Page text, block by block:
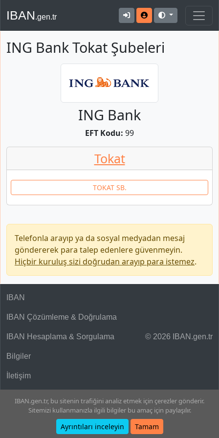
IBAN.gen.tr
ING Bank Tokat Şubeleri
ING Bank
EFT Kodu: 99
Tokat
TOKAT SB.
Telefonla arayıp ya da sosyal medyadan mesaj
göndererek para talep edenlere güvenmeyin.
Hiçbir kuruluş sizi doğrudan arayıp para istemez.
© 2026 IBAN.gen.tr
IBAN
IBAN Çözümleme & Doğrulama
IBAN Hesaplama & Sorgulama
Bilgiler
İletişim
IBAN.gen.tr, bu sitenin trafiğini analiz etmek için çerezler gönderir.
Sitemizi kullanmanızla ilgili bilgiler bu amaç için paylaşılır.
Ayrıntıları inceleyin Tamam